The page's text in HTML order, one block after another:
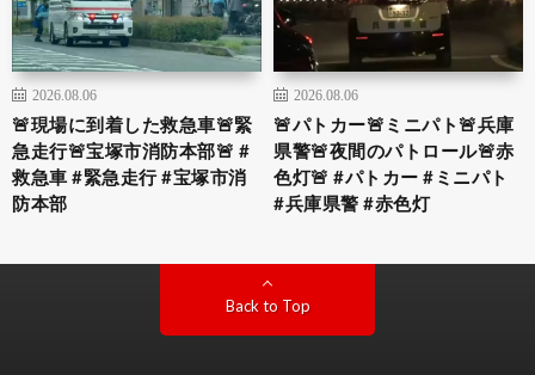
2026.08.06
🚨現場に到着した救急車🚨緊
急走行🚨宝塚市消防本部🚨 #
救急車 #緊急走行 #宝塚市消
防本部
2026.08.06
🚨パトカー🚨ミニパト🚨兵庫
県警🚨夜間のパトロール🚨赤
色灯🚨 #パトカー #ミニパト
#兵庫県警 #赤色灯
Back to Top